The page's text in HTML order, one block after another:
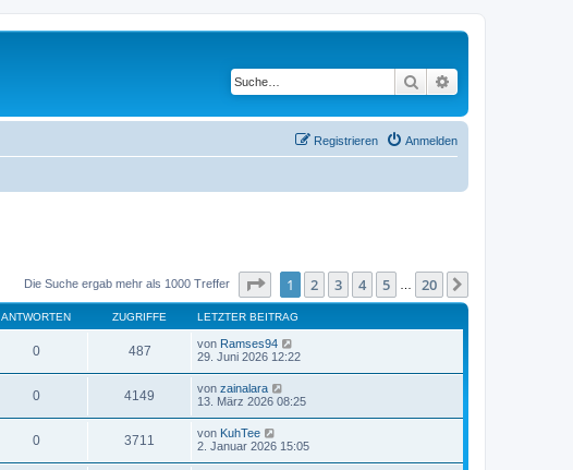
Suche
Anmelden
Registrieren
Die Suche ergab mehr als 1000 Treffer Seite von20
1 2 3 4 5 20
ANTWORTEN ZUGRIFFE LETZTER BEITRAG
0 487 von Ramses94
29. Juni 2026 12:22
0 4149 von zainalara
13. März 2026 08:25
0 3711 von KuhTee
2. Januar 2026 15:05